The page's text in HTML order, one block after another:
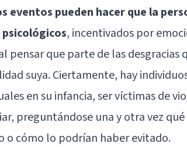
eventos pueden hacer que la
, incentivados por
pensar que parte de las desgracias
suya. Ciertamente, hay
en su infancia, ser víctimas de
preguntándose una y otra vez
o cómo lo podrían haber evitado.